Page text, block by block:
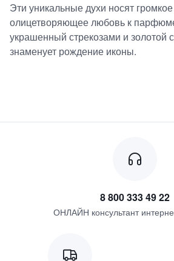
Эти уникальные духи носят
олицетворяющее любовь к
украшенный стрекозами и золотой
знаменует рождение иконы.
8 800 333 49 22
ОНЛАЙН консультант